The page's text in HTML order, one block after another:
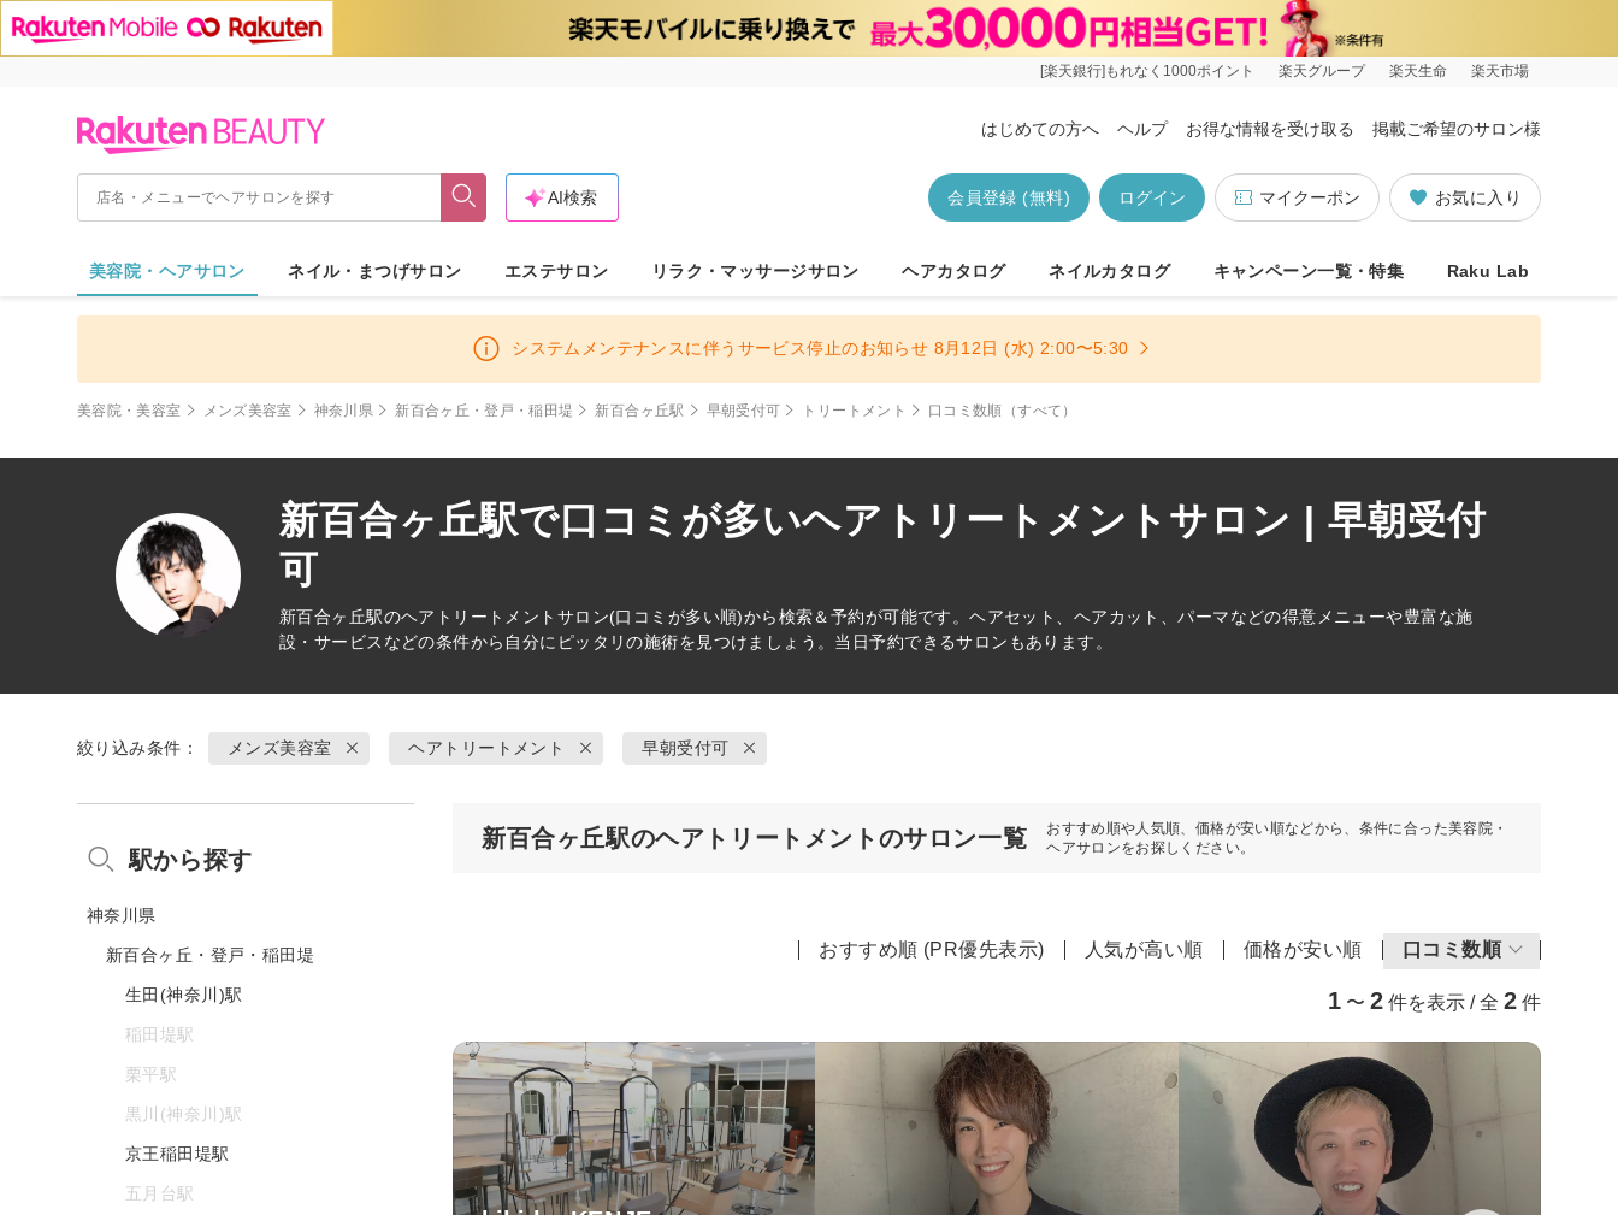
[楽天銀行]もれなく1000ポイント 楽天グループ 楽天生命 楽天市場
はじめての方へ ヘルプ お得な情報を受け取る 掲載ご希望のサロン様
お気に入り
マイクーポン
ログイン
会員登録 (無料)
AI検索
美容院・ヘアサロン ネイル・まつげサロン エステサロン リラク・マッサージサロン ヘアカタログ ネイルカタログ キャンペーン一覧・特集 Raku Lab
システムメンテナンスに伴うサービス停止のお知らせ 8月12日 (水) 2:00〜5:30
美容院・美容室 メンズ美容室 神奈川県 新百合ヶ丘・登戸・稲田堤 新百合ヶ丘駅 早朝受付可 トリートメント 口コミ数順（すべて）
新百合ヶ丘駅で口コミが多いヘアトリートメントサロン | 早朝受付
可
新百合ヶ丘駅のヘアトリートメント サロン(口コミが多い順)から検索＆予約が可能です。ヘアセット、ヘアカット、パーマなどの得意メニューや豊富な施
設・サービスなどの条件から自分にピッタリの施術を見つけましょう。当日予約できるサロンもあります。
絞り込み条件： メンズ美容室 ヘアトリートメント 早朝受付可
新百合ヶ丘駅のヘアトリートメントのサロン一覧
おすすめ順や人気順、価格が安い順などから、条件に合った美容院・
ヘアサロンをお探しください。
おすすめ順 (PR優先表示) 人気が高い順 価格が安い順 口コミ数順
1 〜 2 件を表示 / 全 2 件
駅から探す
神奈川県
新百合ヶ丘・登戸・稲田堤
生田(神奈川)駅
稲田堤駅
栗平駅
黒川(神奈川)駅
京王稲田堤駅
五月台駅